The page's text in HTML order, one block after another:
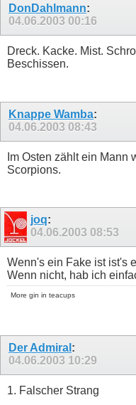
DonDahlmann:
04.06.2003 00:16
Dreck. Kacke. Mist.
Beschissen.
Knappe Wamba:
04.06.2003 08:43
Im Osten zählt ein
Scorpions.
joq:
04.06.2003 08:53
Wenn's ein Fake ist ist's
Wenn nicht, hab ich
More gin in teacups
Der Admiral :
04.06.2003 10:29
1. Falscher Strang